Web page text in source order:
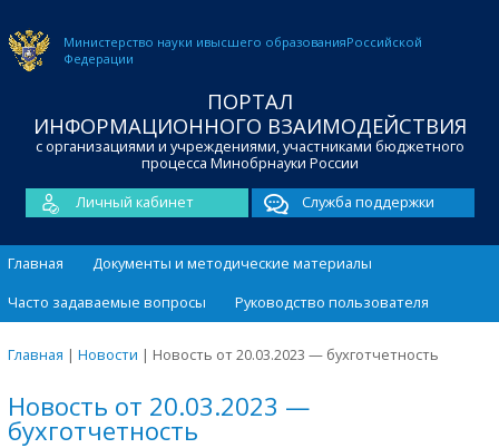
Министерство науки ивысшего образованияРоссийской
Федерации
ПОРТАЛ
ИНФОРМАЦИОННОГО ВЗАИМОДЕЙСТВИЯ
с организациями и учреждениями, участниками бюджетного
процесса Минобрнауки России
Личный кабинет
Служба поддержки
Главная
Документы и методические материалы
Часто задаваемые вопросы
Руководство пользователя
Главная | Новости | Новость от 20.03.2023 — бухготчетность
Новость от 20.03.2023 —
бухготчетность